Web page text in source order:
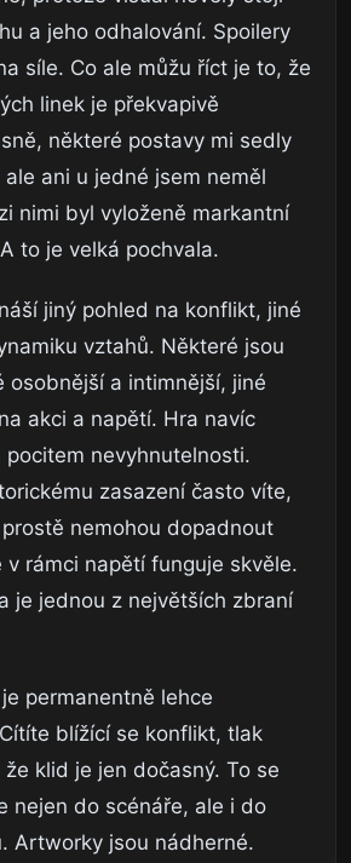
a jeho odhalování. Spoilery
síle. Co ale můžu říct je to, že
linek je překvapivě
některé postavy mi sedly
ani u jedné jsem neměl
nimi byl vyloženě markantní
to je velká pochvala.
jiný pohled na konflikt, jiné
vztahů. Některé jsou
osobnější a intimnější, jiné
akci a napětí. Hra navíc
nevyhnutelnosti.
zasazení často víte,
nemohou dopadnout
rámci napětí funguje skvěle.
je jednou z největších zbraní
permanentně lehce
blížící se konflikt, tlak
klid je jen dočasný. To se
nejen do scénáře, ale i do
Artworky jsou nádherné.